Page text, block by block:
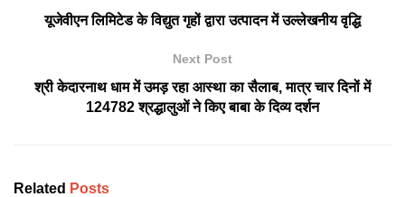
यूजेवीएन लिमिटेड के विद्युत गृहों द्वारा उत्पादन में उल्लेखनीय वृद्धि
Next Post
श्री केदारनाथ धाम में उमड़ रहा आस्था का सैलाब, मात्र चार दिनों में
124782 श्रद्धालुओं ने किए बाबा के दिव्य दर्शन
Related Posts